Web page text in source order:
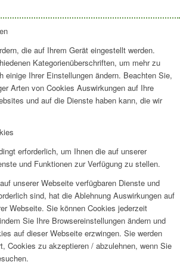
die auf Ihrem Gerät eingestellt werden.
Kategorienüberschriften, um mehr zu
einige Ihrer Einstellungen ändern. Beachten Sie,
Arten von Cookies Auswirkungen auf Ihre
und auf die Dienste haben kann, die wir
erforderlich, um Ihnen die auf unserer
und Funktionen zur Verfügung zu stellen.
unserer Webseite verfügbaren Dienste und
sind, hat die Ablehnung Auswirkungen auf
Webseite. Sie können Cookies jederzeit
Sie Ihre Browsereinstellungen ändern und
auf dieser Webseite erzwingen. Sie werden
Cookies zu akzeptieren / abzulehnen, wenn Sie